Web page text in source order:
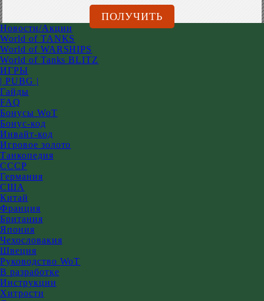
ПОЛУЧИТЬ
Новости/Акции
World of TANKS
World of WARSHIPS
World of Tanks BLITZ
ИГРЫ
| PUBG |
Гайды
FAQ
Бонусы WoT
Бонус-код
Инвайт-код
Игровое золото
Танкопедия
СССР
Германия
США
Китай
Франция
Британия
Япония
Чехословакия
Швеция
Руководство WoT
В разработке
Инструкции
Хитрости